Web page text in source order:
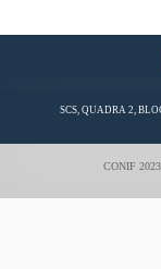
SCS, QUADRA 2,
CONIF